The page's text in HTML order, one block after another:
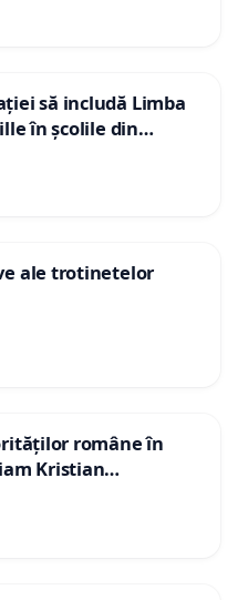
să includă Limba
în școlile din
ale trotinetelor
române în
Kristian
în Danemarca de